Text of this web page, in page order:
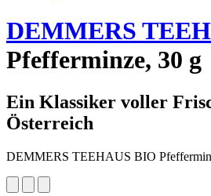
DEMMERS
Pfefferminze, 30 g
Ein Klassiker voller
Österreich
DEMMERS TEEHAUS BIO